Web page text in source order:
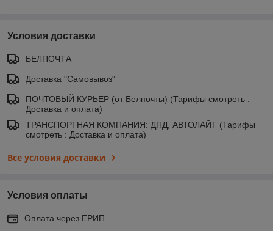
Условия доставки
БЕЛПОЧТА
Доставка "Самовывоз"
ПОЧТОВЫЙ КУРЬЕР (от Белпочты) (Тарифы смотреть :
Доставка и оплата)
ТРАНСПОРТНАЯ КОМПАНИЯ: ДПД, АВТОЛАЙТ (Тарифы
смотреть : Доставка и оплата)
Все условия доставки
Условия оплаты
Оплата через ЕРИП